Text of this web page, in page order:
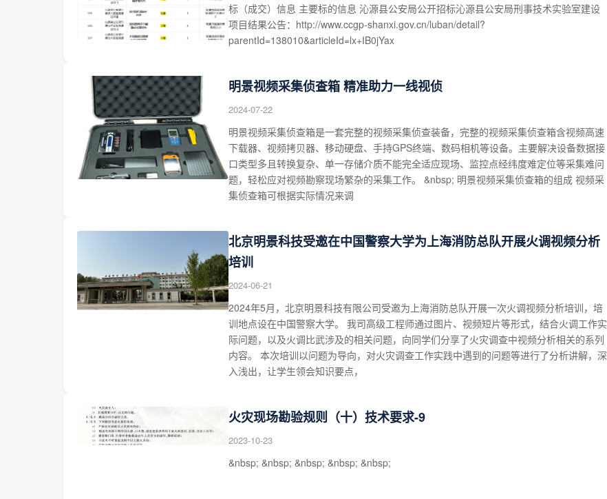
标（成交）信息 主要标的信息 沁源县公安局公开招标沁源县公安局刑事技术实验室建设
项目结果公告：http://www.ccgp-shanxi.gov.cn/luban/detail?
parentId=138010&articleId=lx+IB0jYax
明景视频采集侦查箱 精准助力一线视侦
2024-07-22
明景视频采集侦查箱是一套完整的视频采集侦查装备，完整的视频采集侦查箱含视频高速
下载器、视频拷贝器、移动硬盘、手持GPS终端、数码相机等设备。主要解决设备数据接
口类型多且转换复杂、单一存储介质不能完全适应现场、监控点经纬度难定位等采集难问
题，轻松应对视频勘察现场繁杂的采集工作。 &nbsp; 明景视频采集侦查箱的组成 视频采
集侦查箱可根据实际情况来调
北京明景科技受邀在中国警察大学为上海消防总队开展火调视频分析
培训
2024-06-21
2024年5月，北京明景科技有限公司受邀为上海消防总队开展一次火调视频分析培训，培
训地点设在中国警察大学。 我司高级工程师通过图片、视频短片等形式，结合火调工作实
际问题，以及火调比武涉及的相关问题，向同学们分享了火灾调查中视频分析相关的系列
内容。 本次培训以问题为导向，对火灾调查工作实践中遇到的问题等进行了分析讲解，深
入浅出，让学生领会知识要点，
火灾现场勘验规则（十）技术要求-9
2023-10-23
&nbsp; &nbsp; &nbsp; &nbsp; &nbsp;